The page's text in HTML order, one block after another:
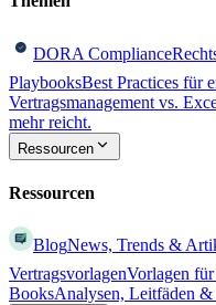
DORA Compliance
PlaybooksBest Practices für
Vertragsmanagement vs.
mehr reicht.
Ressourcen
Ressourcen
BlogNews, Trends &
VertragsvorlagenVorlagen
BooksAnalysen, Leitfäden &